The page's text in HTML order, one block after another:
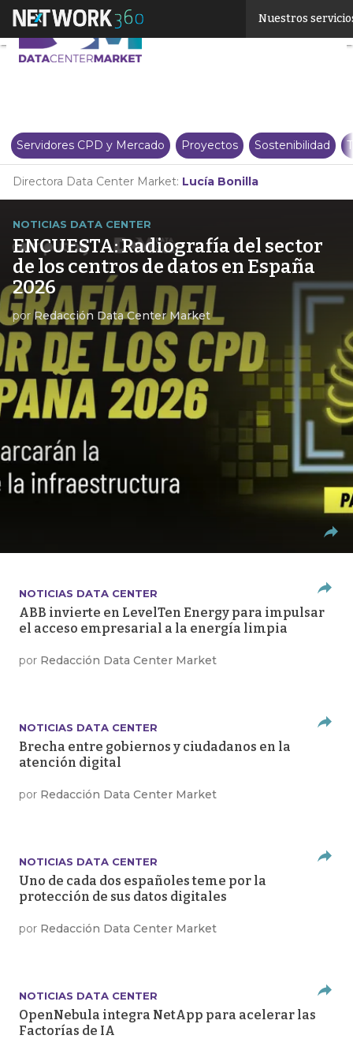
Nuestros
Servidores CPD y Mercado Proyectos Sostenibilidad
Directora Data Center Market: Lucía Bonilla
NOTICIAS DATA CENTER
ENCUESTA: Radiografía del sector
de los centros de datos en España
2026
porRedacción Data Center Market
NOTICIAS DATA CENTER
ABB invierte en LevelTen Energy para impulsar
el acceso empresarial a la energía limpia
por Redacción Data Center Market
NOTICIAS DATA CENTER
Brecha entre gobiernos y ciudadanos en la
atención digital
por Redacción Data Center Market
NOTICIAS DATA CENTER
Uno de cada dos españoles teme por la
protección de sus datos digitales
por Redacción Data Center Market
NOTICIAS DATA CENTER
OpenNebula integra NetApp para acelerar las
Factorías de IA